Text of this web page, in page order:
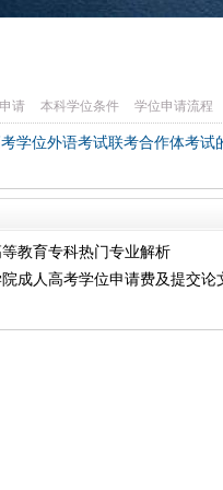
请 本科学位条件 学位申请流程
学位外语考试联考合作体考试
教育专科热门专业解析‌
成人高考学位申请费及提交论